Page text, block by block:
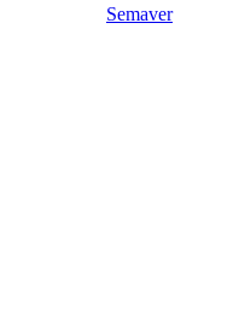
Semaver